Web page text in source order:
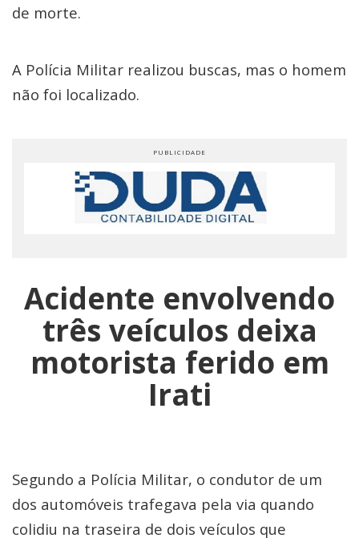
de morte.
A Polícia Militar realizou buscas, mas o homem
não foi localizado.
Acidente envolvendo
três veículos deixa
motorista ferido em
Irati
Segundo a Polícia Militar, o condutor de um
dos automóveis trafegava pela via quando
colidiu na traseira de dois veículos que